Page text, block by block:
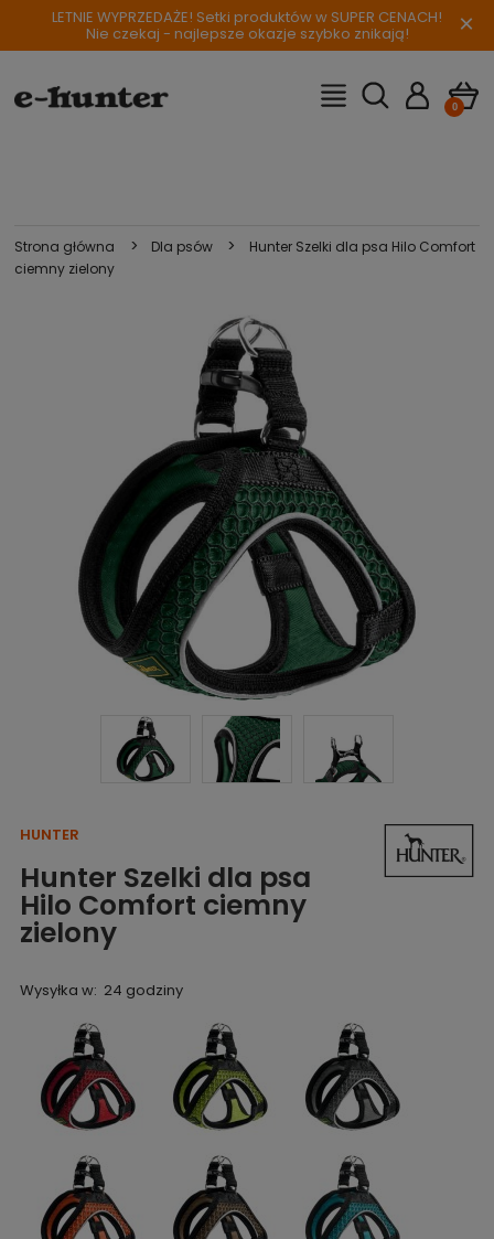
LETNIE WYPRZEDAŻE! Setki produktów w SUPER CENACH!
Nie czekaj - najlepsze okazje szybko znikają! ×
Strona główna > Dla psów >
Hunter Szelki dla psa Hilo Comfort
ciemny zielony
HUNTER
Hunter Szelki dla psa
Hilo Comfort ciemny
zielony
Wysyłka w: 24 godziny